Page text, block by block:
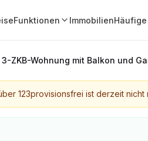
Funktionen Immobilien
ZKB-Wohnung mit Balkon und
123provisionsfrei ist derzeit nicht